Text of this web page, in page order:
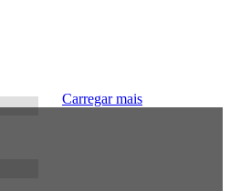
Carregar mais